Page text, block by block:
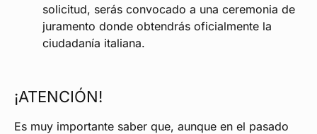
solicitud, serás convocado a una ceremonia de
juramento donde obtendrás oficialmente la
ciudadanía italiana.
¡ATENCIÓN!
Es muy importante saber que, aunque en el pasado